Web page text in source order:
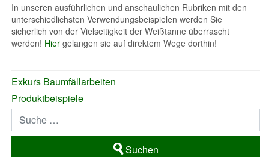
In unseren ausführlichen und anschaulichen Rubriken mit den
unterschiedlichsten Verwendungsbeispielen werden Sie
sicherlich von der Vielseitigkeit der Weißtanne überrascht
werden! Hier gelangen sie auf direktem Wege dorthin!
Exkurs Baumfällarbeiten
Produktbeispiele
Suchen